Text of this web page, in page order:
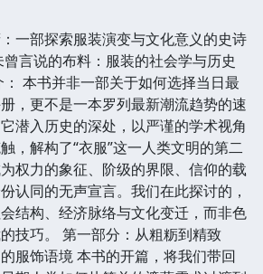
一部探索服装演变与文化意义的史诗
言说的布料：服装的社会学与历史
本书并非一部关于如何选择当日最
，更不是一本罗列最新潮流趋势的速
潜入历史的深处，以严谨的学术视角
，解构了“衣服”这一人类文明的第二
权力的象征、阶级的界限、信仰的载
认同的无声宣言。我们在此探讨的，
结构、经济脉络与文化变迁，而非色
技巧。 第一部分：从粗粝到精致
服饰语境 本书的开篇，将我们带回